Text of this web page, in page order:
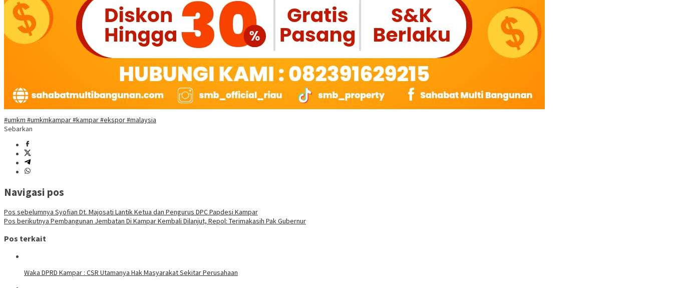
#umkm #umkmkampar #kampar #ekspor #malaysia
Sebarkan
Navigasi pos
Pos sebelumnya Syofian Dt. Majosati Lantik Ketua dan Pengurus DPC Papdesi Kampar
Pos berikutnya Pembangunan Jembatan Di Kampar Kembali Dilanjut, Repol: Terimakasih Pak Gubernur
Pos terkait
Waka DPRD Kampar : CSR Utamanya Hak Masyarakat Sekitar Perusahaan